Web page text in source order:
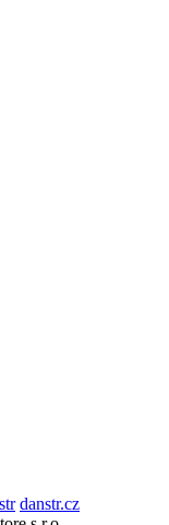
danstr.cz